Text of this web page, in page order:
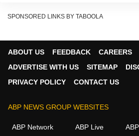
હાઈવે, ગોતા, સાયન્સ સિટી અને
SPONSORED LINKS BY TABOOLA
ABOUT US FEEDBACK
CAREERS
ADVERTISE WITH US
SITEMAP
PRIVACY POLICY
CONTACT US
ABP NEWS GROUP WEBSITES
ABP Network ABP Live